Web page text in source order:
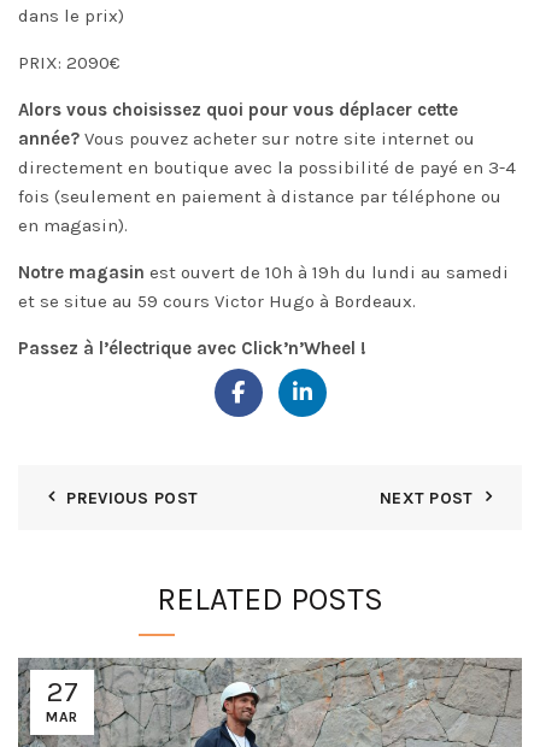
dans le prix)
PRIX: 2090€
Alors vous choisissez quoi pour vous déplacer cette
année? Vous pouvez acheter sur notre site internet ou
directement en boutique avec la possibilité de payé en 3-4
fois (seulement en paiement à distance par téléphone ou
en magasin).
Notre magasin est ouvert de 10h à 19h du lundi au samedi
et se situe au 59 cours Victor Hugo à Bordeaux.
Passez à l’électrique avec Click’n’Wheel !
PREVIOUS POST NEXT POST
RELATED POSTS
27
MAR